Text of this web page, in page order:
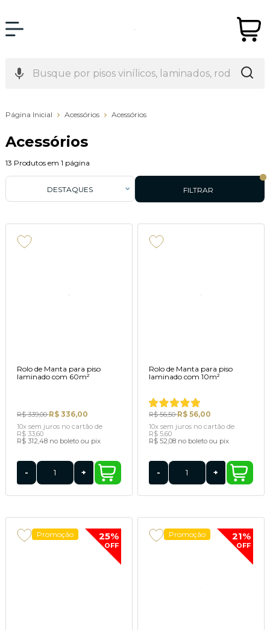
Página Inicial Acessórios Acessórios
Acessórios
13 Produtos em 1 página
FILTRAR
DESTAQUES
Rolo de Manta para piso
laminado com 60m²
R$ 339,00R$ 336,00
10x sem juros no cartãode
R$ 33,60
R$ 312,48 no boleto ou pix
- +
Rolo de Manta para piso
laminado com 10m²
R$ 56,50R$ 56,00
10x sem juros no cartão de
R$ 5,60
R$ 52,08 no boleto ou pix
- +
Promoção 25%
OFF
Promoção 21%
OFF